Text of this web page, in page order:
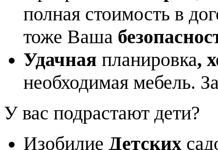
полная стоимость в
тоже Ваша
Удачная планировка,
необходимая мебель.
У вас подрастают дети?
Изобилие Детских